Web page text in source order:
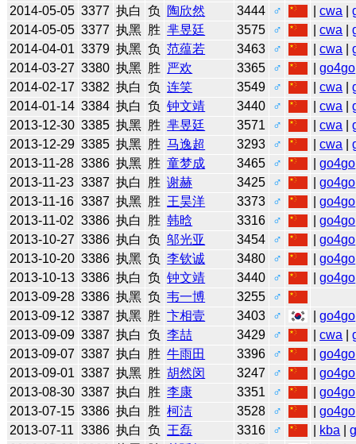
2014-05-05 3377 执白 负 陶欣然 3444 ♂ |cwa |
2014-05-05 3377 执黑 胜 芈昱廷 3575 ♂ |cwa |
2014-04-01 3379 执黑 负 范蕴若 3463 ♂ |cwa |
2014-03-27 3380 执黑 胜 严欢 3365 ♂ |go4go
2014-02-17 3382 执白 负 连笑 3549 ♂ |cwa |
2014-01-14 3384 执白 负 钟文靖 3440 ♂ |cwa |
2013-12-30 3385 执黑 胜 芈昱廷 3571 ♂ |cwa |
2013-12-29 3385 执黑 胜 马逸超 3293 ♂ |cwa |
2013-11-28 3386 执黑 胜 童梦成 3465 ♂ |go4go
2013-11-23 3387 执白 胜 谢赫 3425 ♂ |go4go
2013-11-16 3387 执黑 胜 王昊洋 3373 ♂ |go4go
2013-11-02 3386 执白 胜 韩晗 3316 ♂ |go4go
2013-10-27 3386 执白 负 邬光亚 3454 ♂ |go4go
2013-10-20 3386 执黑 负 李钦诚 3480 ♂ |go4go
2013-10-13 3386 执白 负 钟文靖 3440 ♂ |go4go
2013-09-28 3386 执黑 负 韦一博 3255
♂
2013-09-12 3387 执黑 胜 卞相壹 3403 ♂ |go4go
2013-09-09 3387 执白 负 李喆 3429 ♂ |cwa |
2013-09-07 3387 执白 胜 牛雨田 3396 ♂ |go4go
2013-09-01 3387 执黑 胜 胡然闵 3247 ♂ |go4go
2013-08-30 3387 执白 胜 李康 3351 ♂ |go4go
2013-07-15 3386 执白 胜 柯洁 3528 ♂ |go4go
2013-07-11 3386 执白 负 王磊 3316 ♂ kba |